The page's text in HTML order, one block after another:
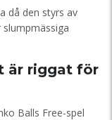
då den styrs av
är riggat för
Balls Free-spel